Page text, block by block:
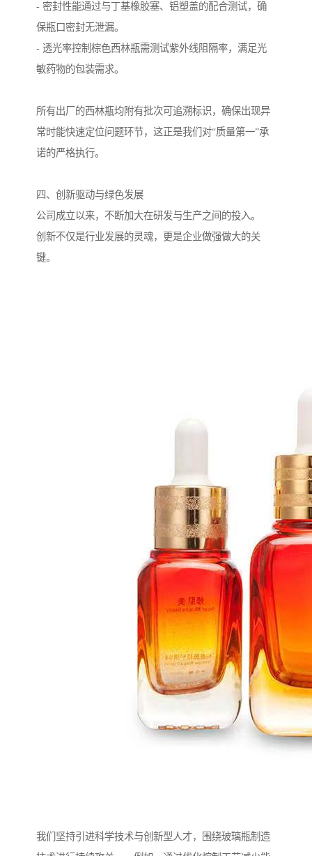
- 密封性能通过与丁基橡胶塞、铝塑盖的配合测试，确
保瓶口密封无泄漏。
- 透光率控制棕色西林瓶需测试紫外线阻隔率，满足光
敏药物的包装需求。
所有出厂的西林瓶均附有批次可追溯标识，确保出现异
常时能快速定位问题环节，这正是我们对“质量第一”承
诺的严格执行。
四、创新驱动与绿色发展
公司成立以来，不断加大在研发与生产之间的投入。
创新不仅是行业发展的灵魂，更是企业做强做大的关
键。
我们坚持引进科学技术与创新型人才，围绕玻璃瓶制造